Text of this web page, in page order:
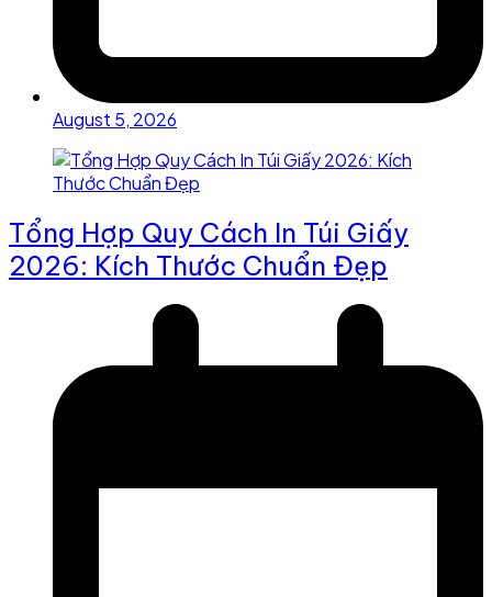
August 5, 2026
Tổng Hợp Quy Cách In Túi Giấy
2026: Kích Thước Chuẩn Đẹp